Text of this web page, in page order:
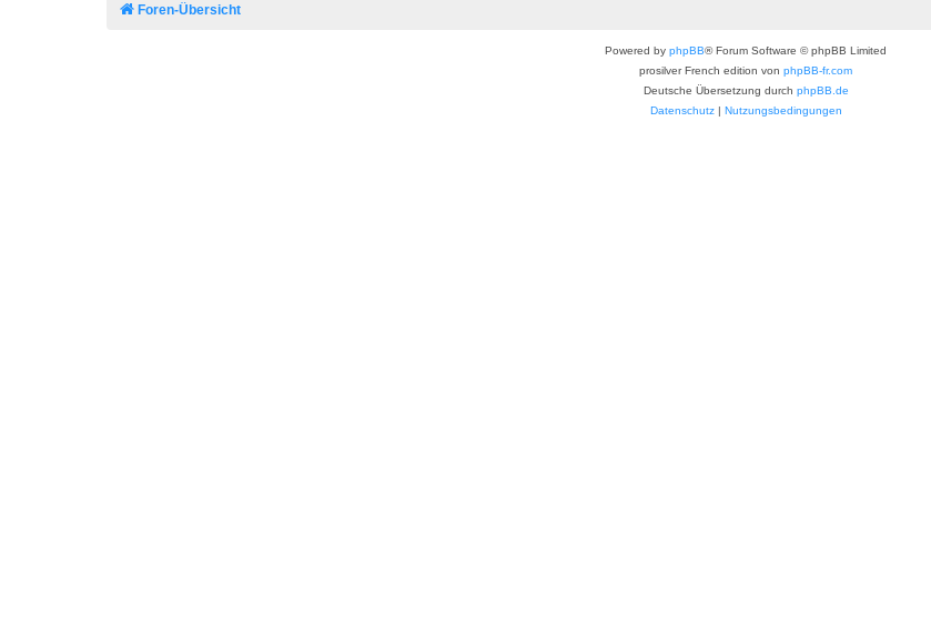
Foren-Übersicht
Powered by phpBB® Forum Software © phpBB Limited
prosilver French edition von phpBB-fr.com
Deutsche Übersetzung durch phpBB.de
Datenschutz| Nutzungsbedingungen